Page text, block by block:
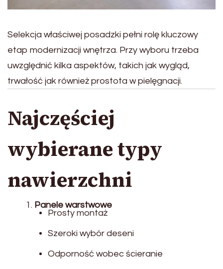
Selekcja właściwej posadzki pełni rolę kluczowy
etap modernizacji wnętrza. Przy wyboru trzeba
uwzględnić kilka aspektów, takich jak wygląd,
trwałość jak również prostota w pielęgnacji.
Najczęściej
wybierane typy
nawierzchni
Panele warstwowe
Prosty montaż
Szeroki wybór deseni
Odporność wobec ścieranie